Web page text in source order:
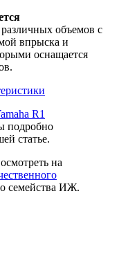
объемов с
впрыска и
оснащается
R1
подробно
статье.
на
семейства ИЖ.